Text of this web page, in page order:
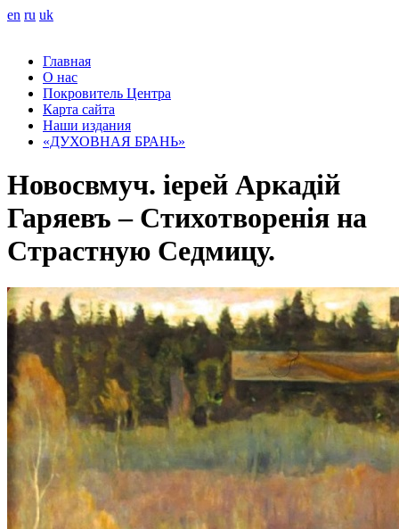
en ru uk
Главная
О нас
Покровитель Центра
Карта сайта
Наши издания
«ДУХОВНАЯ БРАНЬ»
Новосвмуч. іерей Аркадій
Гаряевъ – Стихотворенія на
Страстную Седмицу.